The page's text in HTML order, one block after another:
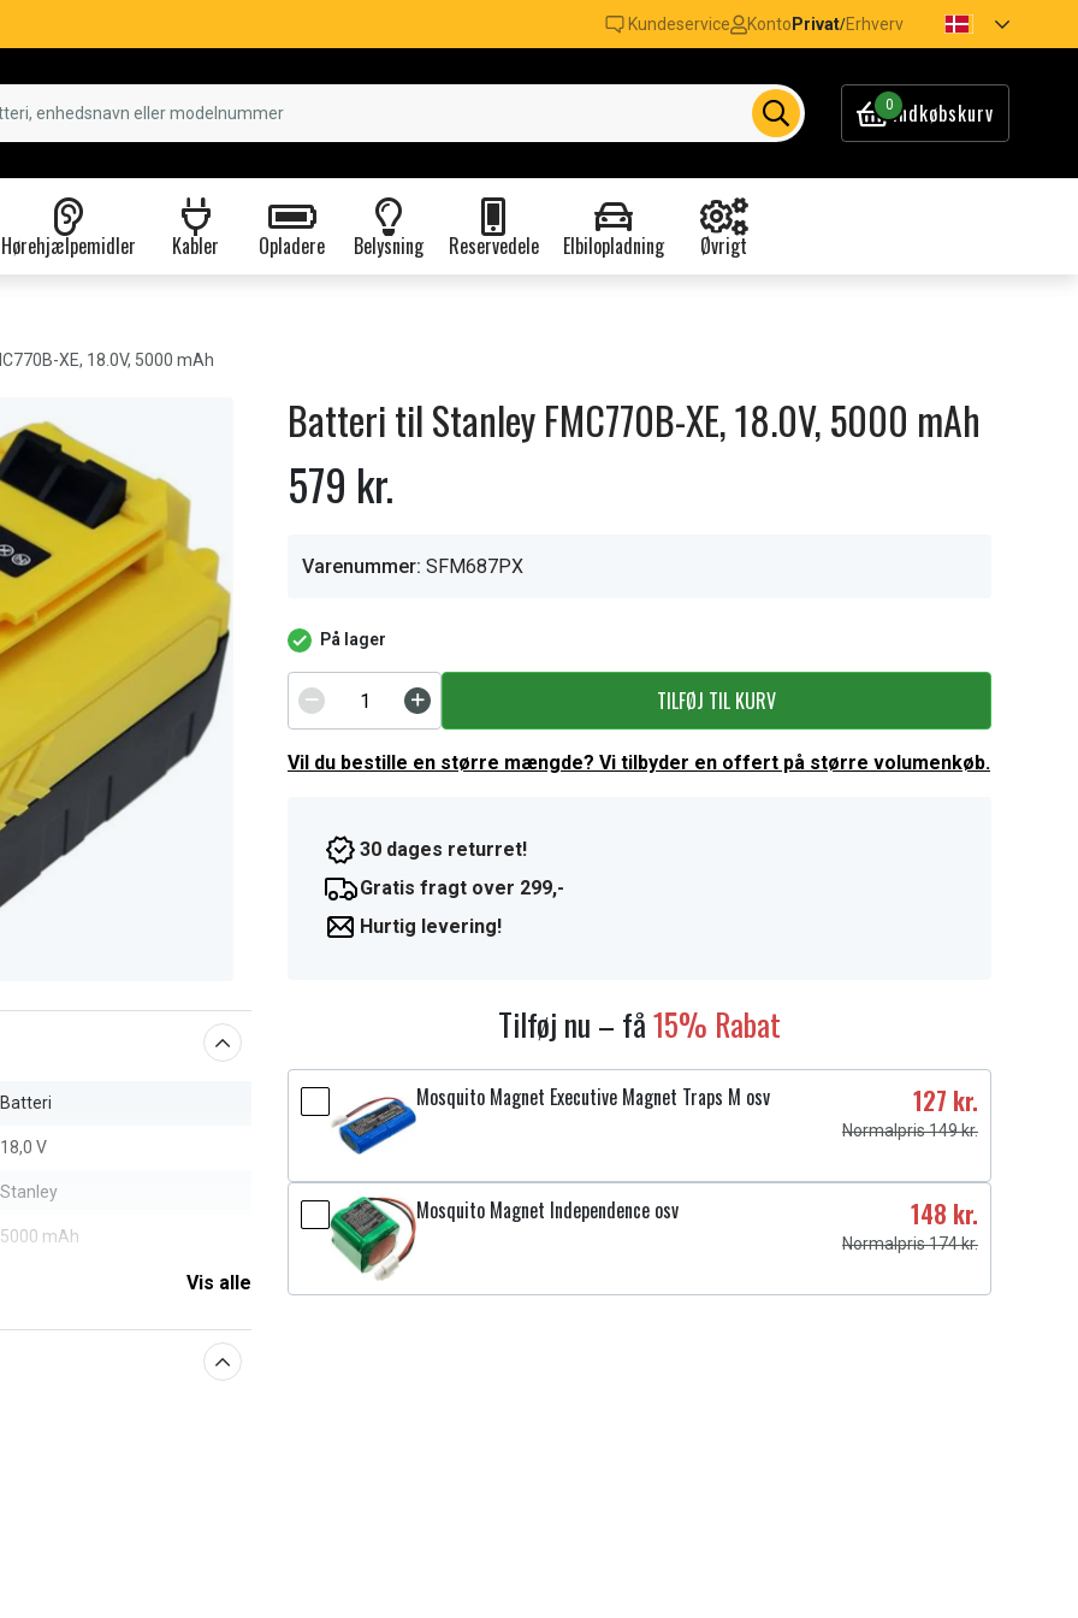
Kundeservice Konto Privat/Erhverv
0Indkøbskurv
Hørehjælpemidler Kabler Opladere Belysning Reservedele Elbilopladning Øvrigt
XE, 18.0V, 5000 mAh
Batteri
18,0 V
Stanley
5000 mAh
Vis alle
Batteri til Stanley FMC770B-XE, 18.0V, 5000 mAh
579 kr.
Varenummer: SFM687PX
På lager
TILFØJ TIL KURV
Vil du bestille en større mængde? Vi tilbyder en offert på større volumenkøb.
30 dages returret!
Gratis fragt over 299,-
Hurtig levering!
Tilføj nu – få15% Rabat
Mosquito Magnet Executive Magnet Traps M osv 127 kr.
Normalpris 149 kr.
Mosquito Magnet Independence osv 148 kr.
Normalpris 174 kr.